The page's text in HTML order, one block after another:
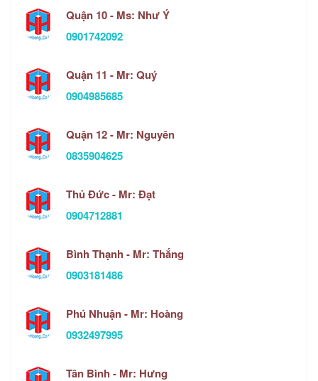
Quận 10 - Ms: Như Ý
0901742092
Quận 11 - Mr: Quý
0904985685
Quận 12 - Mr: Nguyên
0835904625
Thủ Đức - Mr: Đạt
0904712881
Bình Thạnh - Mr: Thắng
0903181486
Phú Nhuận - Mr: Hoàng
0932497995
Tân Bình - Mr: Hưng